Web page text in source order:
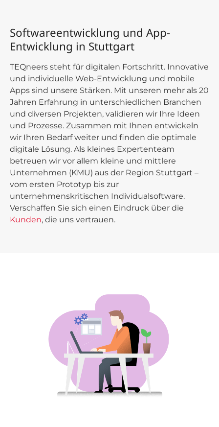
Softwareentwicklung und App-
Entwicklung in Stuttgart
TEQneers steht für digitalen Fortschritt. Innovative
und individuelle Web-Entwicklung und mobile
Apps sind unsere Stärken. Mit unseren mehr als 20
Jahren Erfahrung in unterschiedlichen Branchen
und diversen Projekten, validieren wir Ihre Ideen
und Prozesse. Zusammen mit Ihnen entwickeln
wir Ihren Bedarf weiter und finden die optimale
digitale Lösung. Als kleines Expertenteam
betreuen wir vor allem kleine und mittlere
Unternehmen (KMU) aus der Region Stuttgart –
vom ersten Prototyp bis zur
unternehmenskritischen Individualsoftware.
Verschaffen Sie sich einen Eindruck über die
Kunden, die uns vertrauen.